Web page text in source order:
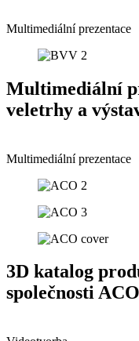
Multimediální prezentace
Multimediální
veletrhy a
Multimediální prezentace
3D katalog
společnosti